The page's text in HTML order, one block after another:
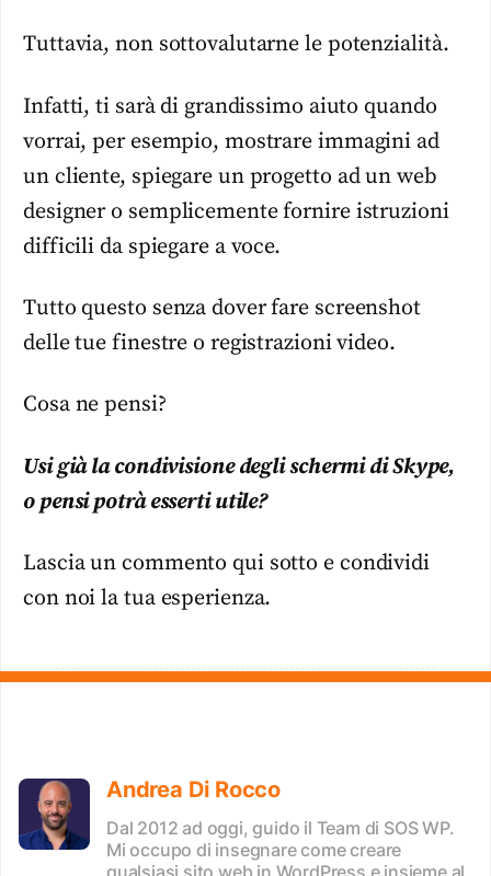
Tuttavia, non sottovalutarne le potenzialità.
Infatti, ti sarà di grandissimo aiuto quando
vorrai, per esempio, mostrare immagini ad
un cliente, spiegare un progetto ad un web
designer o semplicemente fornire istruzioni
difficili da spiegare a voce.
Tutto questo senza dover fare screenshot
delle tue finestre o registrazioni video.
Cosa ne pensi?
Usi già la condivisione degli schermi di Skype,
o pensi potrà esserti utile?
Lascia un commento qui sotto e condividi
con noi la tua esperienza.
Andrea Di Rocco
Dal 2012 ad oggi, guido il Team di SOS WP.
Mi occupo di insegnare come creare
qualsiasi sito web in WordPress e insieme al